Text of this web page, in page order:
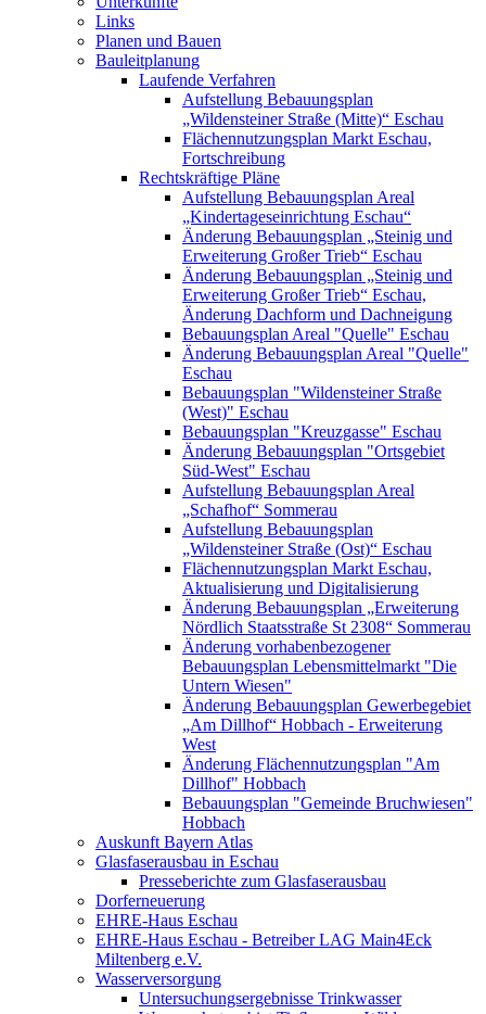
Links
Planen und Bauen
Bauleitplanung
Laufende Verfahren
Aufstellung Bebauungsplan
„Wildensteiner Straße (Mitte)“ Eschau
Flächennutzungsplan Markt Eschau,
Fortschreibung
Rechtskräftige Pläne
Aufstellung Bebauungsplan Areal
„Kindertageseinrichtung Eschau“
Änderung Bebauungsplan „Steinig und
Erweiterung Großer Trieb“ Eschau
Änderung Bebauungsplan „Steinig und
Erweiterung Großer Trieb“ Eschau,
Änderung Dachform und Dachneigung
Bebauungsplan Areal "Quelle" Eschau
Änderung Bebauungsplan Areal "Quelle"
Eschau
Bebauungsplan "Wildensteiner Straße
(West)" Eschau
Bebauungsplan "Kreuzgasse" Eschau
Änderung Bebauungsplan "Ortsgebiet
Süd-West" Eschau
Aufstellung Bebauungsplan Areal
„Schafhof“ Sommerau
Aufstellung Bebauungsplan
„Wildensteiner Straße (Ost)“ Eschau
Flächennutzungsplan Markt Eschau,
Aktualisierung und Digitalisierung
Änderung Bebauungsplan „Erweiterung
Nördlich Staatsstraße St 2308“ Sommerau
Änderung vorhabenbezogener
Bebauungsplan Lebensmittelmarkt "Die
Untern Wiesen"
Änderung Bebauungsplan Gewerbegebiet
„Am Dillhof“ Hobbach - Erweiterung
West
Änderung Flächennutzungsplan "Am
Dillhof" Hobbach
Bebauungsplan "Gemeinde Bruchwiesen"
Hobbach
Auskunft Bayern Atlas
Glasfaserausbau in Eschau
Presseberichte zum Glasfaserausbau
Dorferneuerung
EHRE-Haus Eschau
EHRE-Haus Eschau - Betreiber LAG Main4Eck
Miltenberg e.V.
Wasserversorgung
Untersuchungsergebnisse Trinkwasser